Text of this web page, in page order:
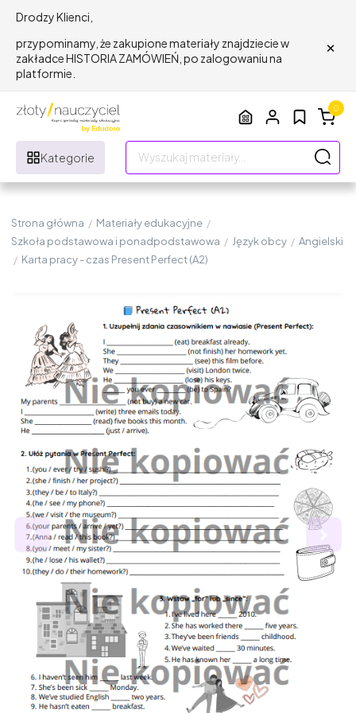
Drodzy Klienci,
przypominamy, że zakupione materiały znajdziecie w
zakładce HISTORIA ZAMÓWIEŃ, po zalogowaniu na
platformie.
×
Kategorie
0
Strona główna / Materiały edukacyjne /
Szkoła podstawowa i ponadpodstawowa / Język obcy / Angielski
/ Karta pracy - czas Present Perfect (A2)